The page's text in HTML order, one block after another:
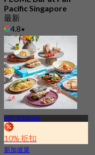
Pacific Singapore
最新
4.8
起S$ 77
MRT 濱海廣場站
10% 折扣
新加坡菜